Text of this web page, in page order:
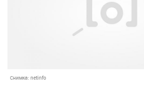
Снимка: netinfo